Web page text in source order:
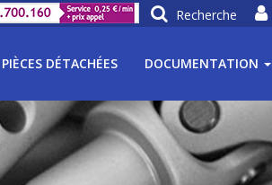
Recherche
PIÈCES DÉTACHÉES DOCUMENTATION